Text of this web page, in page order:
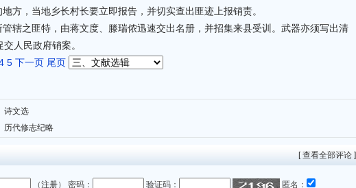
方，当地乡长村长要立即报告，并切实查出匪迹上报销责。
辖之匪特，由蒋文度、滕瑞侬迅速交出名册，并招集来县受训。武器亦须写出清
人民政府销案。
5 下一页 尾页
诗文选
代修志纪略
[ 查看全部评论 ]
（注册） 密码： 验证码： 匿名：